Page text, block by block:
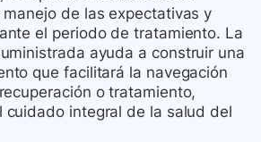
de las expectativas y
el periodo de tratamiento. La
ayuda a construir una
que facilitará la navegación
o tratamiento,
cuidado integral de la salud del